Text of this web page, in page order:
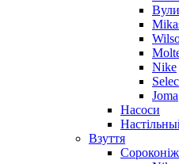
Nike
Joma
Насоси
Взуття